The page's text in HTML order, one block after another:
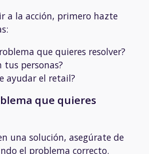
a la acción, primero hazte
que quieres resolver?
tus personas?
ayudar el retail?
que quieres
una solución, asegúrate de
el problema correcto.